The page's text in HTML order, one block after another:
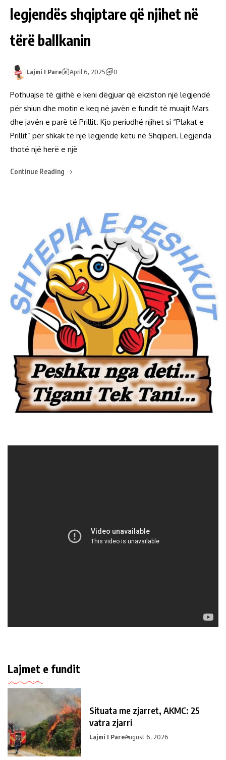
legjendës shqiptare që njihet në
tërë ballkanin
Lajmi I Pare April 6, 2025 0
Pothuajse të gjithë e keni dëgjuar që ekziston një legjendë
për shiun dhe motin e keq në javën e fundit të muajit Mars
dhe javën e parë të Prillit. Kjo periudhë njihet si “Plakat e
Prillit” për shkak të një legjende këtu në Shqipëri. Legjenda
thotë një herë e një
Continue Reading
Lajmet e fundit
Situata me zjarret, AKMC: 25
vatra zjarri
Lajmi I PareAugust 6, 2026